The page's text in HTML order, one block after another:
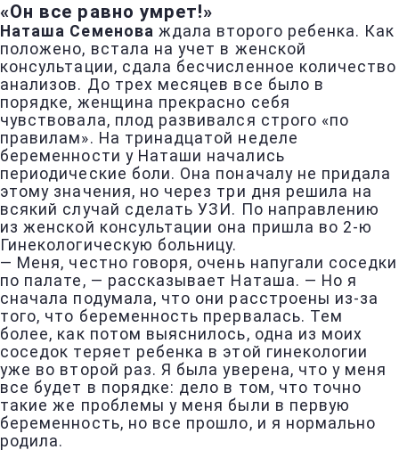
«Он все равно умрет!»
Наташа Семенова ждала второго ребенка. Как
положено, встала на учет в женской
консультации, сдала бесчисленное количество
анализов. До трех месяцев все было в
порядке, женщина прекрасно себя
чувствовала, плод развивался строго «по
правилам». На тринадцатой неделе
беременности у Наташи начались
периодические боли. Она поначалу не придала
этому значения, но через три дня решила на
всякий случай сделать УЗИ. По направлению
из женской консультации она пришла во 2-ю
Гинекологическую больницу.
— Меня, честно говоря, очень напугали соседки
по палате, — рассказывает Наташа. — Но я
сначала подумала, что они расстроены из-за
того, что беременность прервалась. Тем
более, как потом выяснилось, одна из моих
соседок теряет ребенка в этой гинекологии
уже во второй раз. Я была уверена, что у меня
все будет в порядке: дело в том, что точно
такие же проблемы у меня были в первую
беременность, но все прошло, и я нормально
родила.